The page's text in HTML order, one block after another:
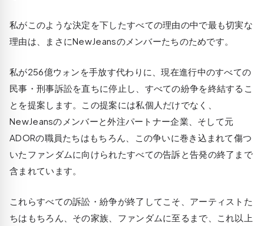
私がこのような決定を下したすべての理由の中で最も切実な
理由は、まさにNewJeansのメンバーたちのためです。
私が256億ウォンを手放す代わりに、現在進行中のすべての
民事・刑事訴訟を直ちに停止し、すべての紛争を終結するこ
とを提案します。この提案には私個人だけでなく、
NewJeansのメンバーと外注パートナー企業、そして元
ADORの職員たちはもちろん、この争いに巻き込まれて傷つ
いたファンダムに向けられたすべての告訴と告発の終了まで
含まれています。
これらすべての訴訟・紛争が終了してこそ、アーティストた
ちはもちろん、その家族、ファンダムに至るまで、これ以上